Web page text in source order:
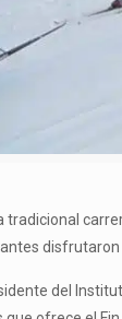
tradicional
disfrutaron
del